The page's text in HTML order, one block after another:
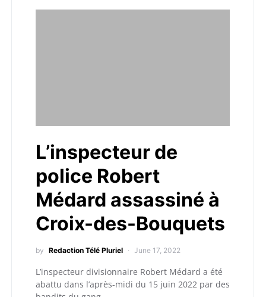
L’inspecteur de
police Robert
Médard assassiné à
Croix-des-Bouquets
by Redaction Télé Pluriel June 17, 2022
L’inspecteur divisionnaire Robert Médard a été
abattu dans l’après-midi du 15 juin 2022 par des